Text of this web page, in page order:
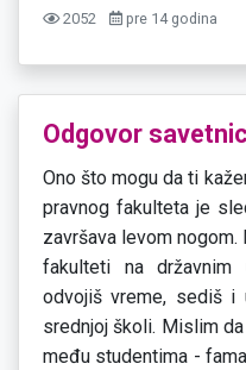
2052 pre 14 godina
Odgovor
Ono što mogu da ti
pravnog fakulteta je
završava levom
fakulteti na državnim
odvojiš vreme, sediš
srednjoj školi. Mislim
među studentima -